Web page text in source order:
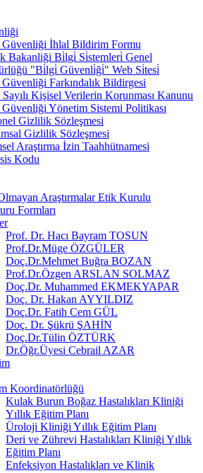
İhlal Bildirim Formu
Bakanliği Bi̇lgi̇ Si̇stemleri̇ Genel
"Bi̇lgi̇ Güvenli̇ği̇" Web Si̇tesi̇
Farkındalık Bildirgesi
Kişisel Verilerin Korunması Kanunu
Yönetim Sistemi Politikası
Gizlilik Sözleşmesi
Gizlilik Sözleşmesi
Araştırma İzin Taahhütnamesi
Kodu
Araştırmalar Etik Kurulu
Formları
Prof. Dr. Hacı Bayram TOSUN
Prof.Dr.Müge ÖZGÜLER
Doç.Dr.Mehmet Buğra BOZAN
Prof.Dr.Özgen ARSLAN SOLMAZ
Doç.Dr. Muhammed EKMEKYAPAR
Doç. Dr. Hakan AYYILDIZ
Doç.Dr. Fatih Cem GÜL
Doç. Dr. Şükrü ŞAHİN
Doç.Dr.Tülin ÖZTÜRK
Dr.Öğr.Üyesi Cebrail AZAR
Koordinatörlüğü
Kulak Burun Boğaz Hastalıkları Kliniği
Yıllık Eğitim Planı
Üroloji Kliniği Yıllık Eğitim Planı
Deri ve Zührevi Hastalıkları Kliniği Yıllık
Eğitim Planı
Enfeksiyon Hastalıkları ve Klinik